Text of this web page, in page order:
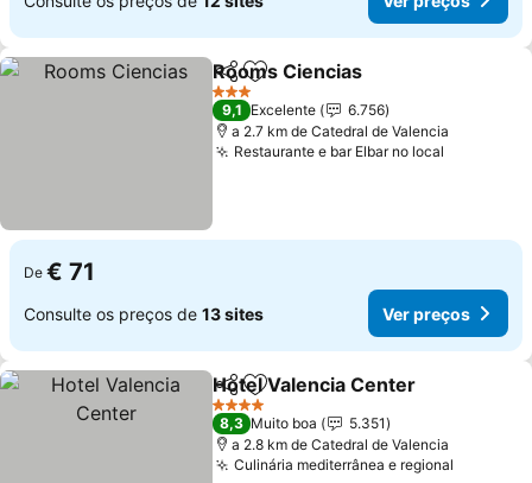
PartilharAdicionar aos favoritos
Rooms Ciencias
3 Estrelas
9,1 Excelente
6.756
a 2.7 km de Catedral de Valencia
Restaurante e bar Elbar no local
De € 71
Consulte os preços de 13 sites Ver preços
PartilharAdicionar aos favoritos
Hotel Valencia Center
4 Estrelas
8,3 Muito boa
5.351
a 2.8 km de Catedral de Valencia
Culinária mediterrânea e regional